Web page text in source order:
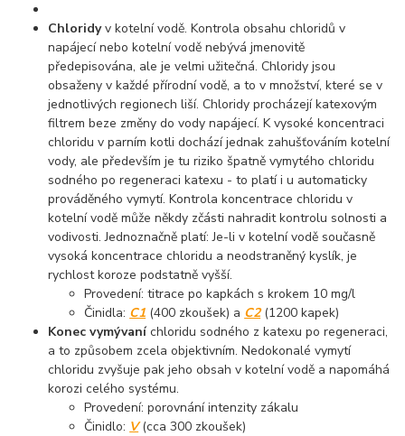
Chloridyv kotelní vodě. Kontrola obsahu chloridů v
napájecí nebo kotelní vodě nebývá jmenovitě
předepisována, ale je velmi užitečná. Chloridy jsou
obsaženy v každé přírodní vodě, a to v množství, které se v
jednotlivých regionech liší. Chloridy procházejí katexovým
filtrem beze změny do vody napájecí. K vysoké koncentraci
chloridu v parním kotli dochází jednak zahušťováním kotelní
vody, ale především je tu riziko špatně vymytého chloridu
sodného po regeneraci katexu - to platí i u automaticky
prováděného vymytí. Kontrola koncentrace chloridu v
kotelní vodě může někdy zčásti nahradit kontrolu solnosti a
vodivosti. Jednoznačně platí: Je-li v kotelní vodě současně
vysoká koncentrace chloridu a neodstraněný kyslík, je
rychlost koroze podstatně vyšší.
Provedení: titrace po kapkách s krokem 10 mg/l
Činidla: C1 (400 zkoušek) a C2 (1200 kapek)
Konec vymývaníchloridu sodného z katexu po regeneraci,
a to způsobem zcela objektivním. Nedokonalé vymytí
chloridu zvyšuje pak jeho obsah v kotelní vodě a napomáhá
korozi celého systému.
Provedení: porovnání intenzity zákalu
Činidlo: V(cca 300 zkoušek)